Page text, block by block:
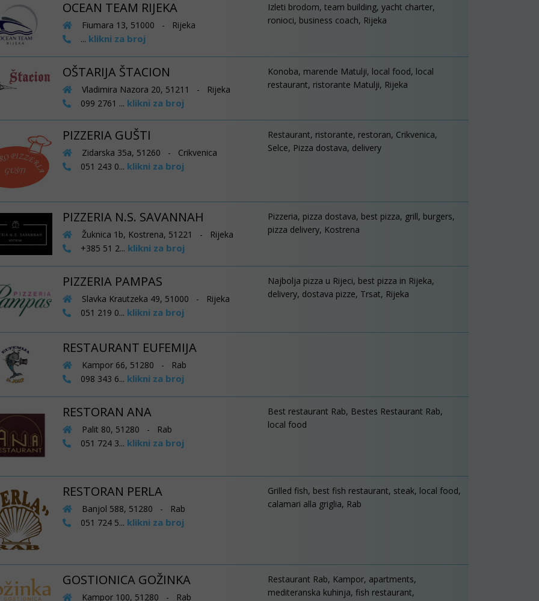
OCEAN TEAM RIJEKA
Fiumara 13, 51000 - Rijeka
... klikni za broj
Izleti brodom, team building, yacht charter,
ronioci, business coach, Rijeka
OŠTARIJA ŠTACION
Vladimira Nazora 20, 51211 - Rijeka
099 2761 ... klikni za broj
Konoba, marende Matulji, local food, local
restaurant, ristorante Matulji, Rijeka
PIZZERIA GUŠTI
Zidarska 35a, 51260 - Crikvenica
051 243 0... klikni za broj
Restaurant, ristorante, restoran, Crikvenica,
Selce, Pizza dostava, delivery
PIZZERIA N.S. SAVANNAH
Žuknica 1b, Kostrena, 51221 - Rijeka
+385 51 2... klikni za broj
Pizzeria, pizza dostava, best pizza, grill, burgers,
pizza delivery, Kostrena
PIZZERIA PAMPAS
Slavka Krautzeka 49, 51000 - Rijeka
051 219 0... klikni za broj
Najbolja pizza u Rijeci, best pizza in Rijeka,
delivery, dostava pizze, Trsat, Rijeka
RESTAURANT EUFEMIJA
Kampor 66, 51280 - Rab
098 343 6... klikni za broj
RESTORAN ANA
Palit 80, 51280 - Rab
051 724 3... klikni za broj
Best restaurant Rab, Bestes Restaurant Rab,
local food
RESTORAN PERLA
Banjol 588, 51280 - Rab
051 724 5... klikni za broj
Grilled fish, best fish restaurant, steak, local food,
calamari alla griglia, Rab
GOSTIONICA GOŽINKA
Kampor 100, 51280 - Rab
Restaurant Rab, Kampor, apartments,
mediteranska kuhinja, fish restaurant,